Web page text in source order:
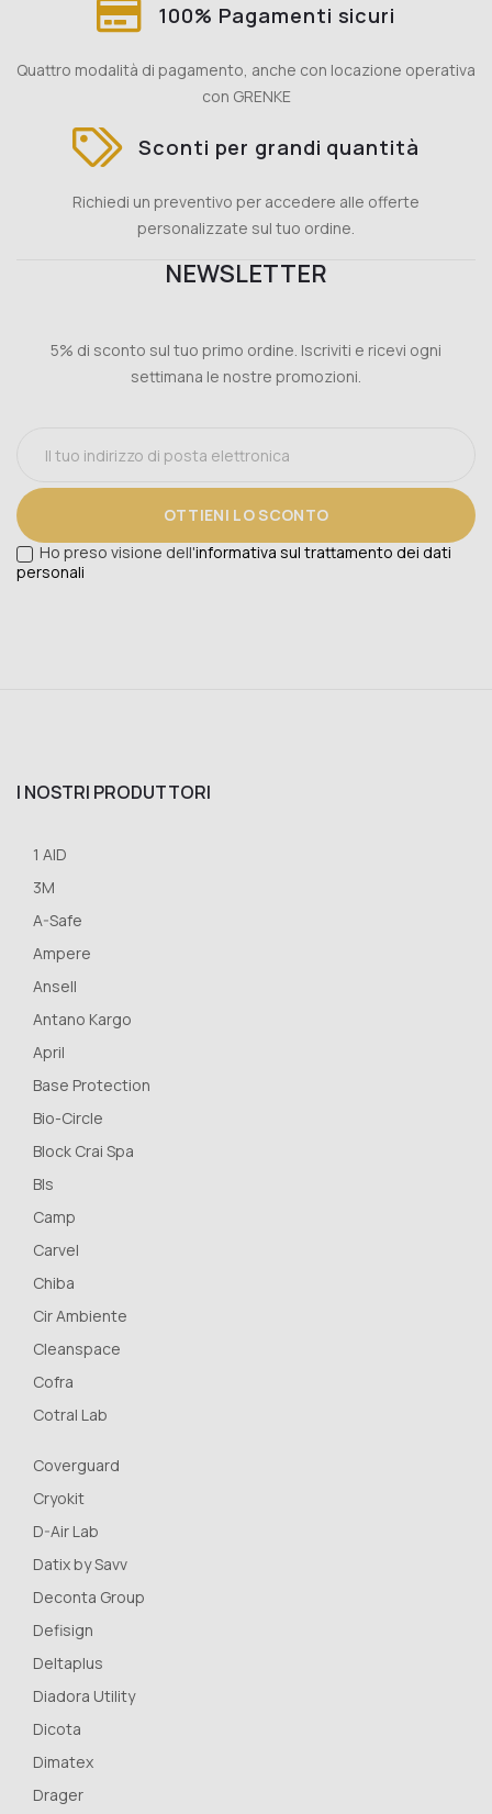
100% Pagamenti sicuri
Quattro modalità di pagamento, anche con locazione operativa
con GRENKE
Sconti per grandi quantità
Richiedi un preventivo per accedere alle offerte
personalizzate sul tuo ordine.
NEWSLETTER
5% di sconto sul tuo primo ordine. Iscriviti e ricevi ogni
settimana le nostre promozioni.
OTTIENI LO SCONTO
Ho preso visione dell'informativa sul trattamento dei dati
personali
I NOSTRI PRODUTTORI
1 AID
3M
A-Safe
Ampere
Ansell
Antano Kargo
April
Base Protection
Bio-Circle
Block Crai Spa
Bls
Camp
Carvel
Chiba
Cir Ambiente
Cleanspace
Cofra
Cotral Lab
Coverguard
Cryokit
D-Air Lab
Datix by Savv
Deconta Group
Defisign
Deltaplus
Diadora Utility
Dicota
Dimatex
Drager